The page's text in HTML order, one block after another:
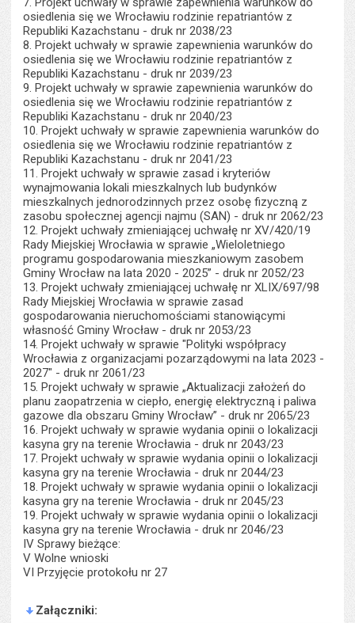
osiedlenia się we Wrocławiu rodzinie repatriantów z
Republiki Kazachstanu - druk nr 2038/23
8. Projekt uchwały w sprawie zapewnienia warunków do
osiedlenia się we Wrocławiu rodzinie repatriantów z
Republiki Kazachstanu - druk nr 2039/23
9. Projekt uchwały w sprawie zapewnienia warunków do
osiedlenia się we Wrocławiu rodzinie repatriantów z
Republiki Kazachstanu - druk nr 2040/23
10. Projekt uchwały w sprawie zapewnienia warunków do
osiedlenia się we Wrocławiu rodzinie repatriantów z
Republiki Kazachstanu - druk nr 2041/23
11. Projekt uchwały w sprawie zasad i kryteriów
wynajmowania lokali mieszkalnych lub budynków
mieszkalnych jednorodzinnych przez osobę fizyczną z
zasobu społecznej agencji najmu (SAN) - druk nr 2062/23
12. Projekt uchwały zmieniającej uchwałę nr XV/420/19
Rady Miejskiej Wrocławia w sprawie „Wieloletniego
programu gospodarowania mieszkaniowym zasobem
Gminy Wrocław na lata 2020 - 2025” - druk nr 2052/23
13. Projekt uchwały zmieniającej uchwałę nr XLIX/697/98
Rady Miejskiej Wrocławia w sprawie zasad
gospodarowania nieruchomościami stanowiącymi
własność Gminy Wrocław - druk nr 2053/23
14. Projekt uchwały w sprawie "Polityki współpracy
Wrocławia z organizacjami pozarządowymi na lata 2023 -
2027" - druk nr 2061/23
15. Projekt uchwały w sprawie „Aktualizacji założeń do
planu zaopatrzenia w ciepło, energię elektryczną i paliwa
gazowe dla obszaru Gminy Wrocław” - druk nr 2065/23
16. Projekt uchwały w sprawie wydania opinii o lokalizacji
kasyna gry na terenie Wrocławia - druk nr 2043/23
17. Projekt uchwały w sprawie wydania opinii o lokalizacji
kasyna gry na terenie Wrocławia - druk nr 2044/23
18. Projekt uchwały w sprawie wydania opinii o lokalizacji
kasyna gry na terenie Wrocławia - druk nr 2045/23
19. Projekt uchwały w sprawie wydania opinii o lokalizacji
kasyna gry na terenie Wrocławia - druk nr 2046/23
IV Sprawy bieżące:
V Wolne wnioski
VI Przyjęcie protokołu nr 27
Załączniki